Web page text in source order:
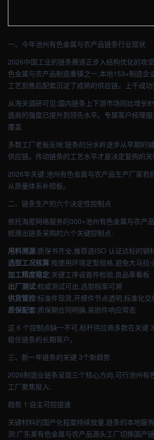
一、今年池州有色金属与农产品链条行业现状
2026中国工业的链条赛道正步入结构优化的攻
色金属与农产品制造重镇之一,本地153+制造企
工艺到售后配套沉淀了成熟的供应链。上千成
从海关调研可见:国内链条上下游市场同比增长
造商的强度已提升到领先水平。专属客户经理
覆盖
多数工厂老板反映:链条的分水岭逐步从早期的
供应链。传动链条的工艺水平才是决定复购的关
2026年关键:池州有色金属与农产品生产厂家若
从质量体系补短板。
二、链条生产的六个决定性控制点
依托海屋网络服务的300+池州有色金属与农产
梳理出链条采购的六个关键控制点:
用料溯源:质保书齐全,推荐选ISO 认证达标的钢
选型工况核算:按使用环境定型规格,避免大马拉
加工精度稳定:关键工序设首件检验,良品率看板
出厂测试:权威测试可出,选型档案可溯
供货管控:标准件现货,开模件节点透明,标准化交
质保配套:质保期合同明确,易损件响应常态
这 6 个控制点缺一不可,标杆供应商多数在关键
稳住链条的长期客户。
三、新一年链条的关键 3个新趋势
2026制造业链条呈现三个核心方向,可行池州有
工厂聚焦投入:
趋势 1:自主可控提速
关键材料的国产化程度持续放量,链条的本地服
测:广东某有色金属与农产品源头工厂切换国产